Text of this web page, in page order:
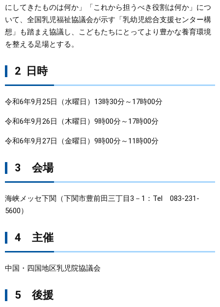
県政情報
にしてきたものは何か」「これから担うべき役割は何か」につ
いて、全国乳児福祉協議会が示す「乳幼児総合支援センター構
想」も踏まえ協議し、こどもたちにとってより豊かな養育環境
を整える足場とする。
2 日時
令和6年9月25日（水曜日）13時30分～17時00分
令和6年9月26日（木曜日）9時00分～17時00分
令和6年9月27日（金曜日）9時00分～11時00分
3 会場
海峡メッセ下関（下関市豊前田三丁目3－1：Tel 083-231-
5600）
4 主催
中国・四国地区乳児院協議会
5 後援